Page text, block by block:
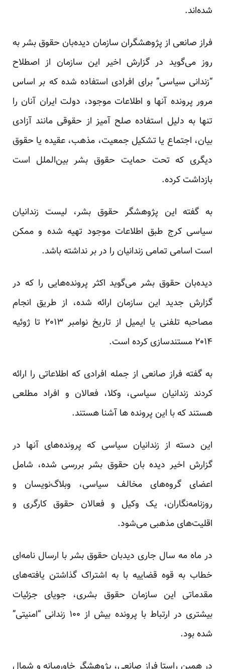
شده‌اند.
فراز صانعی از پژوهشگران سازمان دیده‌بان حقوق بشر به
روز می‌گوید در گزارش اخیر این سازمان از اصطلاح
“زندانی سیاسی” برای افرادی استفاده شده که بر اساس
مرور پرونده آنها و اطلاعات موجود، دولت ایران آنان را
تنها به دلیل استفاده صلح آمیز از حقوقی مانند آزادی
بیان، اجتماع یا تشکیل جمعیت، مذهب، عقیده یا حقوق
دیگری که تحت حمایت حقوق بشر بین‌الملل است
بازداشت کرده.
به گفته این پژوهشگر حقوق بشر، لیست زندانیان
سیاسی کرج طبق اطلاعات موجود تهیه شده و ممکن
است اسامی تمامی زندانیان را در بر نداشته باشد.
دیده‌بان حقوق بشر می‌گوید اکثر پرونده‌هایی را که در
گزارش جدید این سازمان ارائه شده، از طریق انجام
مصاحبه تلفنی یا ایمیل از تاریخ نوامبر ۲۰۱۳ تا ژوئیه
۲۰۱۴ مستندسازی کرده است.
به گفته فراز صانعی از جمله افرادی که اطلاعاتی را ارائه
کردند زندانیان سیاسی، وکلا، فعالان و افراد مطلعی
هستند که با این پرونده ها آشنا هستند.
این دسته از زندانیان سیاسی که پرونده‌های آنها در
گزارش اخیر دیده بان حقوق بشر بررسی شده، شامل
اعضای گروه‌های مخالف سیاسی، وبلاگ‌نویسان و
روزنامه‌نگاران، یک وکیل و فعالان حقوق کارگری و
اقلیت‌های مذهبی می‌شود.
در ماه مه سال جاری دیدبان حقوق بشر با ارسال نامهای
خطاب به قوه قضاییه با به اشتراک گذاشتن یافته‌های
مقدماتی این سازمان حقوق بشری، جویای جزئیات
بیشتری در ارتباط با پرونده بیش از ۱۰۰ زندانی “امنیتی”
شده بود.